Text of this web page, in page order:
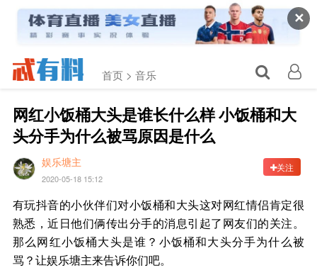
✕
首页 > 音乐
网红小饭桶大头是谁长什么样 小饭桶和大
头分手为什么被骂原因是什么
娱乐塘主
2020-05-18 15:12
关注
有玩抖音的小伙伴们对小饭桶和大头这对网红情侣肯定很
熟悉，近日他们俩传出分手的消息引起了网友们的关注。
那么网红小饭桶大头是谁？小饭桶和大头分手为什么被
骂？让娱乐塘主来告诉你们吧。